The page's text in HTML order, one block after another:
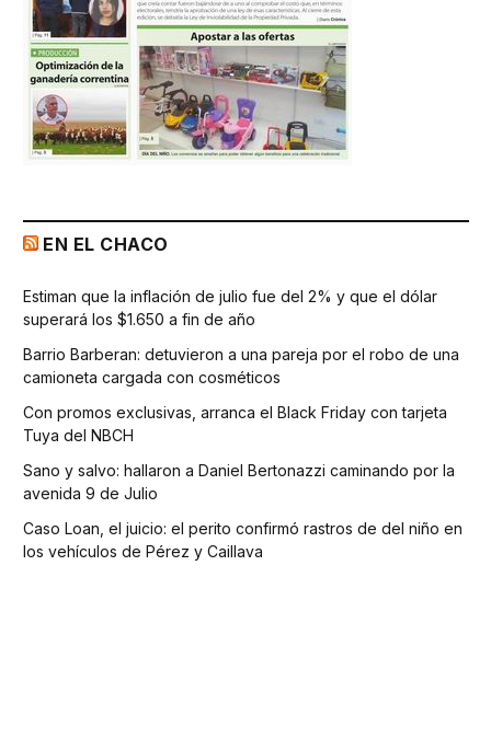
EN EL CHACO
Estiman que la inflación de julio fue del 2% y que el dólar
superará los $1.650 a fin de año
Barrio Barberan: detuvieron a una pareja por el robo de una
camioneta cargada con cosméticos
Con promos exclusivas, arranca el Black Friday con tarjeta
Tuya del NBCH
Sano y salvo: hallaron a Daniel Bertonazzi caminando por la
avenida 9 de Julio
Caso Loan, el juicio: el perito confirmó rastros de del niño en
los vehículos de Pérez y Caillava